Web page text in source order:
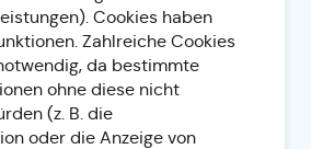
Cookies haben
Zahlreiche Cookies
da bestimmte
ohne diese nicht
(z. B. die
oder die Anzeige von